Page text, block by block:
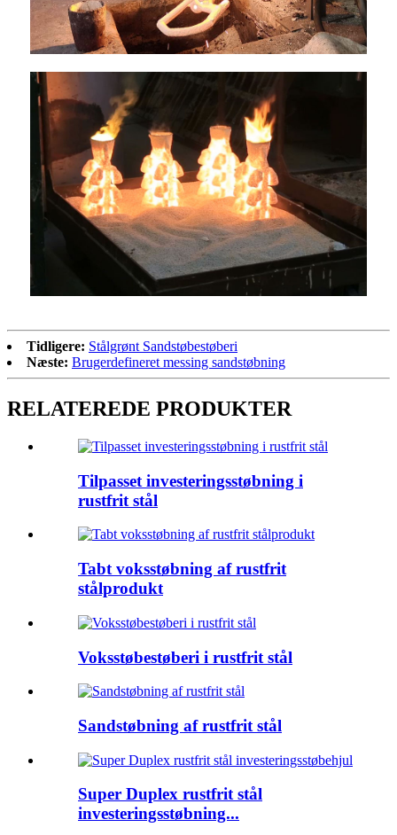
Tidligere: Stålgrønt Sandstøbestøberi
Næste: Brugerdefineret messing sandstøbning
RELATEREDE PRODUKTER
Tilpasset investeringsstøbning i
rustfrit stål
Tabt voksstøbning af rustfrit
stålprodukt
Voksstøbestøberi i rustfrit stål
Sandstøbning af rustfrit stål
Super Duplex rustfrit stål
investeringsstøbning...